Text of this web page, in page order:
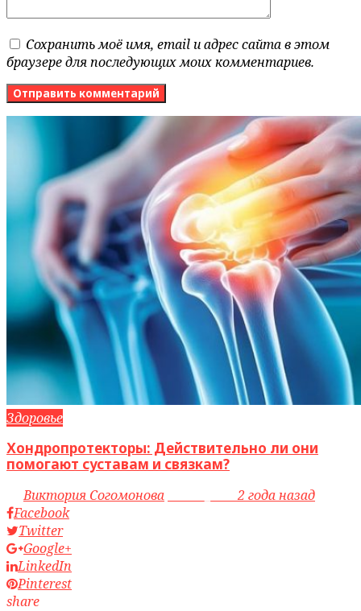
Сохранить моё имя, email и адрес сайта в этом
браузере для последующих моих комментариев.
Здоровье
Хондропротекторы: Действительно ли они
помогают суставам и связкам?
byВиктория Согомонова access_time2 года назад
Facebook
Twitter
Google+
LinkedIn
Pinterest
share